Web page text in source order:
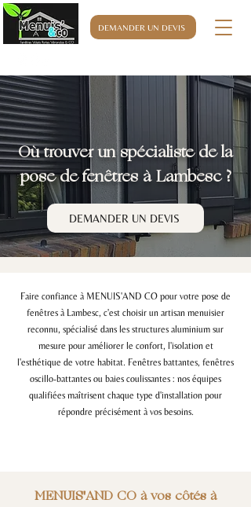
DEMANDER UN DEVIS
Où trouver un spécialiste de la
pose de fenêtres à Lambesc ?
DEMANDER UN DEVIS
Faire confiance à MENUIS'AND CO pour votre pose de
fenêtres à Lambesc, c'est choisir un artisan menuisier
reconnu, spécialisé dans les structures aluminium sur
mesure pour améliorer le confort, l'isolation et
l'esthétique de votre habitat. Fenêtres battantes, fenêtres
oscillo-battantes ou baies coulissantes : nos équipes
qualifiées maîtrisent chaque type d'installation pour
répondre précisément à vos besoins.
MENUIS'AND CO à vos côtés à